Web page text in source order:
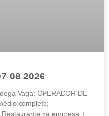
08-2026
Vaga: OPERADOR DE
completo;
na empresa +